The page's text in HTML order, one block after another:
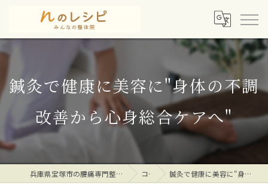
鍼灸で健康に美容に"身体の不調
改善から心身総合ケアへ"
兵庫県宝塚市の腰痛専門整体院ならｎのレシピみんなの整体院 コラム 鍼灸で健康に美容に"身体の不調改善から心身総合ケアへ"